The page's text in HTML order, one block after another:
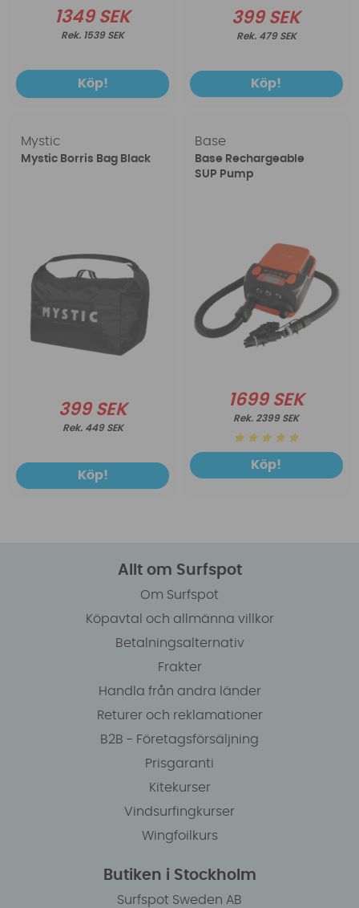
1349 SEK
1539 SEK
Köp!
399 SEK
479 SEK
Köp!
Mystic
Mystic Borris Bag Black
399 SEK
449 SEK
Köp!
Base
Base Rechargeable
SUP Pump
1699 SEK
2399 SEK
Köp!
Allt om Surfspot
Om Surfspot
Köpavtal och allmänna villkor
Betalningsalternativ
Frakter
Handla från andra länder
Returer och reklamationer
B2B - Företagsförsäljning
Prisgaranti
Kitekurser
Vindsurfingkurser
Wingfoilkurs
Butiken i Stockholm
Surfspot Sweden AB